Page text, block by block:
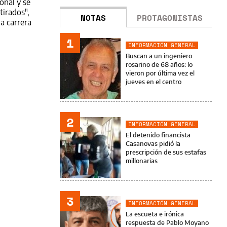
carrera
NOTAS PROTAGONISTAS
1
INFORMACIÓN GENERAL
Buscan a un ingeniero
rosarino de 68 años: lo
vieron por última vez el
jueves en el centro
2
INFORMACIÓN GENERAL
El detenido financista
Casanovas pidió la
prescripción de sus estafas
millonarias
3
INFORMACIÓN GENERAL
La escueta e irónica
respuesta de Pablo Moyano